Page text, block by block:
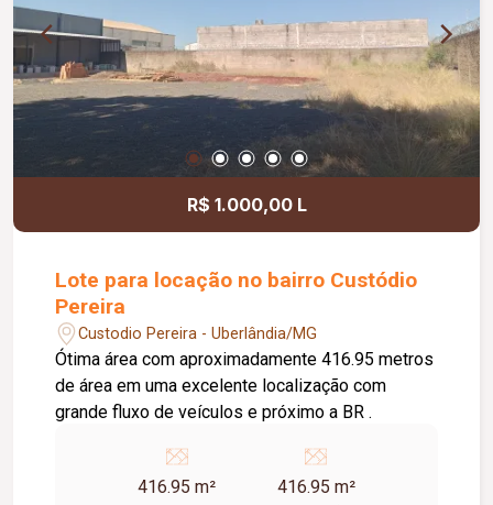
R$ 1.000,00 L
Lote para locação no bairro Custódio
Pereira
Custodio Pereira - Uberlândia/MG
Ótima área com aproximadamente 416.95 metros
de área em uma excelente localização com
grande fluxo de veículos e próximo a BR .
416.95 m² 416.95 m²